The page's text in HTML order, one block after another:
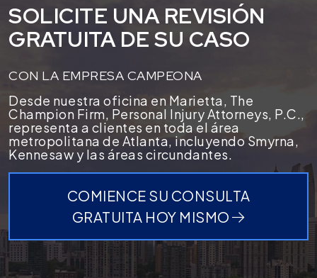
SOLICITE UNA REVISIÓN
GRATUITA DE SU CASO
CON LA EMPRESA CAMPEONA
Desde nuestra oficina en Marietta, The
Champion Firm, Personal Injury Attorneys, P.C.,
representa a clientes en toda el área
metropolitana de Atlanta, incluyendo Smyrna,
Kennesaw y las áreas circundantes.
COMIENCE SU CONSULTA
GRATUITA HOY MISMO